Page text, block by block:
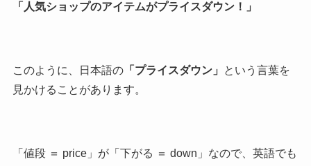
「人気ショップのアイテムがプライスダウン！」
このように、日本語の「プライスダウン」
という言葉を
見かけることがあります。
「値段 ＝ price」が「下がる ＝ down」なので、英語でも